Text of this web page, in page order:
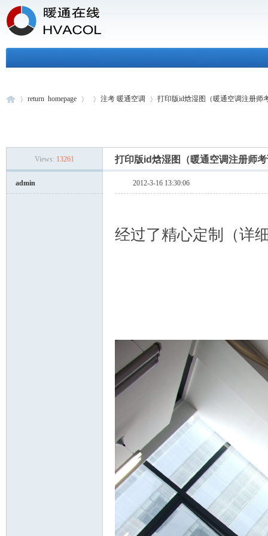
H »
return homepage
› ›
注考 暖通空调
›
打印版id焓湿图（暖通空调注册师
Views: 13261 打印版id焓湿图（暖通空调注册师
admin 2012-3-16 13:30:06
经过了精心定制（详